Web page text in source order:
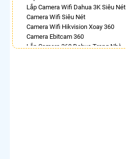
Lắp Camera Wifi Dahua 3K Siêu Nét
Camera Wifi Siêu Nét
Camera Wifi Hikvision Xoay 360
Camera Ebitcam 360
Lắp Camera 360 Dahua Trong Nhà